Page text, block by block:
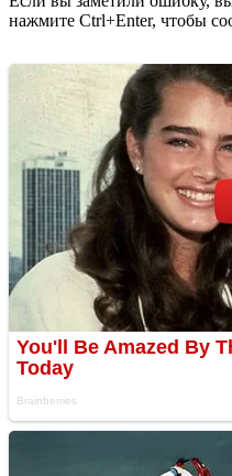
нажмите Ctrl+Enter, чтобы